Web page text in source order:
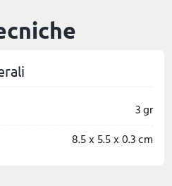
3 gr
8.5 x 5.5 x 0.3 cm